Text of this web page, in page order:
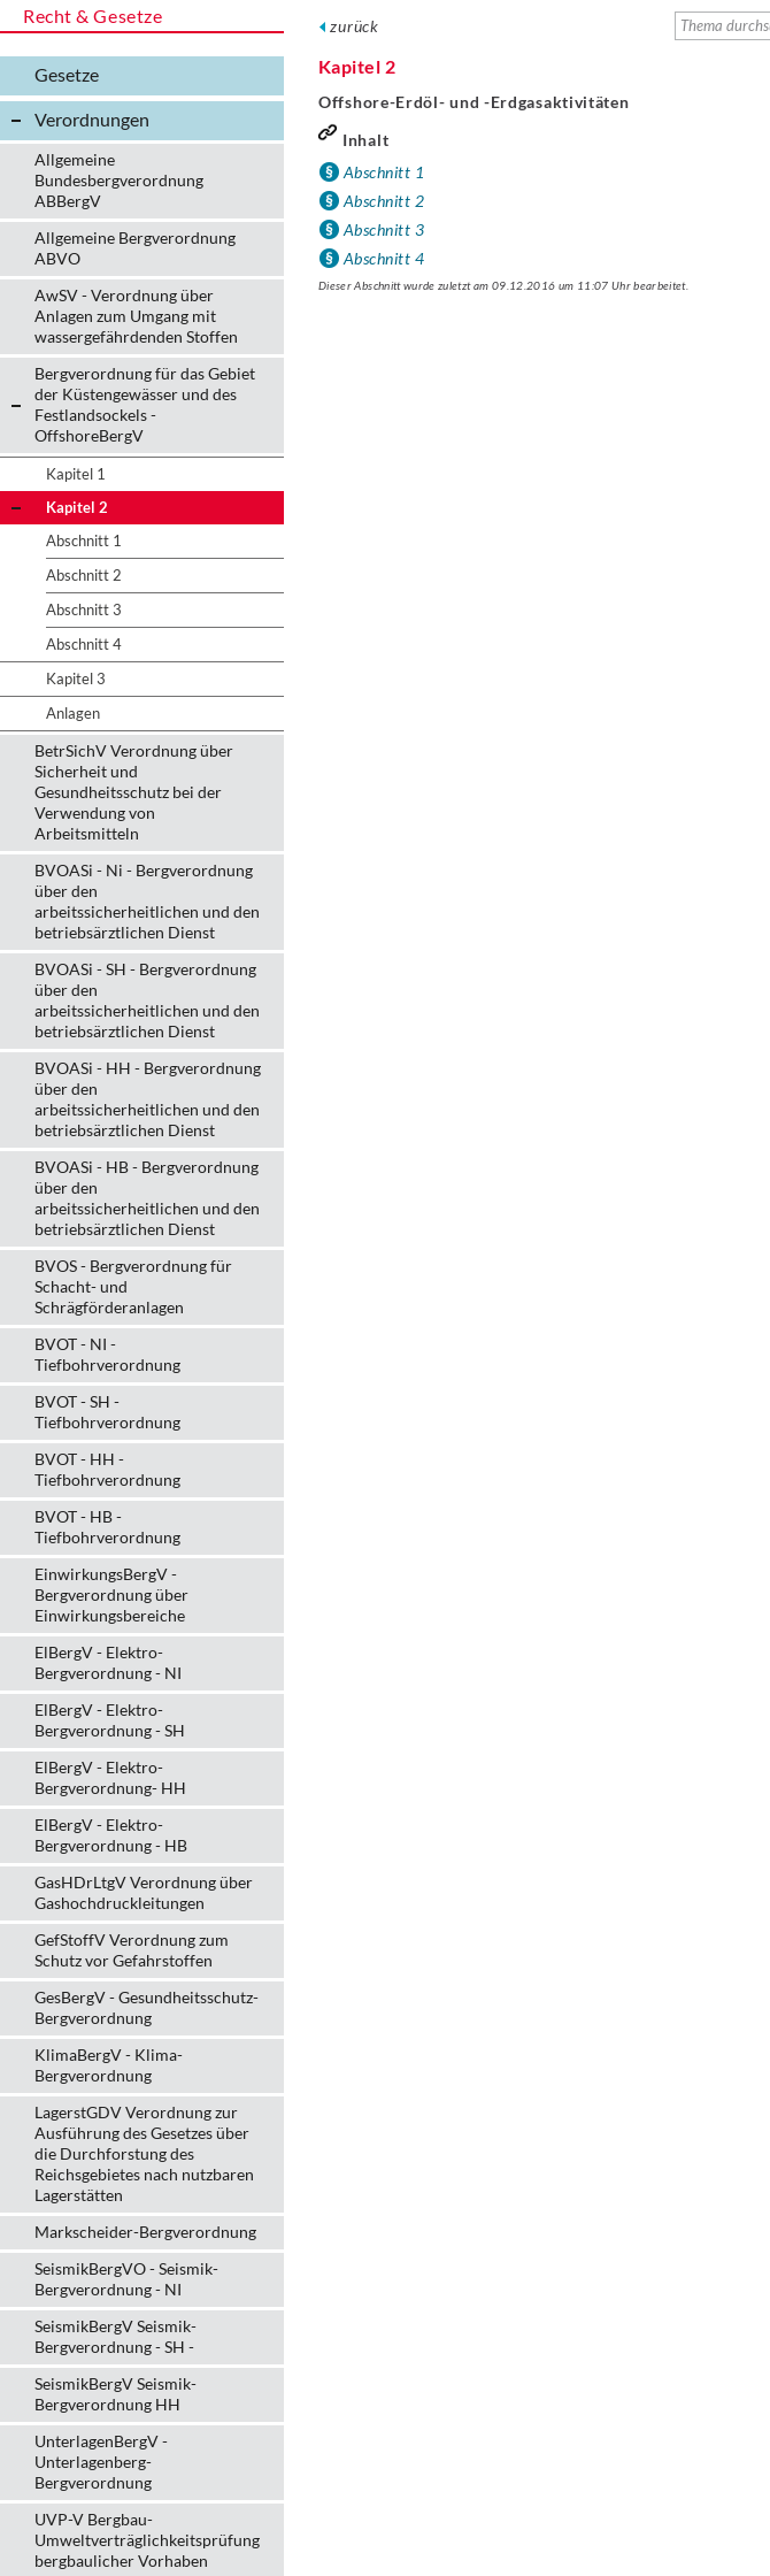
Recht & Gesetze
Gesetze
Verordnungen
Allgemeine
Bundesbergverordnung
ABBergV
Allgemeine Bergverordnung
ABVO
AwSV - Verordnung über
Anlagen zum Umgang mit
wassergefährdenden Stoffen
Bergverordnung für das Gebiet
der Küstengewässer und des
Festlandsockels -
OffshoreBergV
Kapitel 1
Kapitel 2
Abschnitt 1
Abschnitt 2
Abschnitt 3
Abschnitt 4
Kapitel 3
Anlagen
BetrSichV Verordnung über
Sicherheit und
Gesundheitsschutz bei der
Verwendung von
Arbeitsmitteln
BVOASi - Ni - Bergverordnung
über den
arbeitssicherheitlichen und den
betriebsärztlichen Dienst
BVOASi - SH - Bergverordnung
über den
arbeitssicherheitlichen und den
betriebsärztlichen Dienst
BVOASi - HH - Bergverordnung
über den
arbeitssicherheitlichen und den
betriebsärztlichen Dienst
BVOASi - HB - Bergverordnung
über den
arbeitssicherheitlichen und den
betriebsärztlichen Dienst
BVOS - Bergverordnung für
Schacht- und
Schrägförderanlagen
BVOT - NI -
Tiefbohrverordnung
BVOT - SH -
Tiefbohrverordnung
BVOT - HH -
Tiefbohrverordnung
BVOT - HB -
Tiefbohrverordnung
EinwirkungsBergV -
Bergverordnung über
Einwirkungsbereiche
ElBergV - Elektro-
Bergverordnung - NI
ElBergV - Elektro-
Bergverordnung - SH
ElBergV - Elektro-
Bergverordnung- HH
ElBergV - Elektro-
Bergverordnung - HB
GasHDrLtgV Verordnung über
Gashochdruckleitungen
GefStoffV Verordnung zum
Schutz vor Gefahrstoffen
GesBergV - Gesundheitsschutz-
Bergverordnung
KlimaBergV - Klima-
Bergverordnung
LagerstGDV Verordnung zur
Ausführung des Gesetzes über
die Durchforstung des
Reichsgebietes nach nutzbaren
Lagerstätten
Markscheider-Bergverordnung
SeismikBergVO - Seismik-
Bergverordnung - NI
SeismikBergV Seismik-
Bergverordnung - SH -
SeismikBergV Seismik-
Bergverordnung HH
UnterlagenBergV -
Unterlagenberg-
Bergverordnung
UVP-V Bergbau-
Umweltverträglichkeits­prüfung
bergbau­licher Vorhaben
zurück
Kapitel 2
Offshore-Erdöl- und -Erdgasaktivitäten
Inhalt
Abschnitt 1
Abschnitt 2
Abschnitt 3
Abschnitt 4
Dieser Abschnitt wurde zuletzt am 09.12.2016 um 11:07 Uhr bearbeitet.